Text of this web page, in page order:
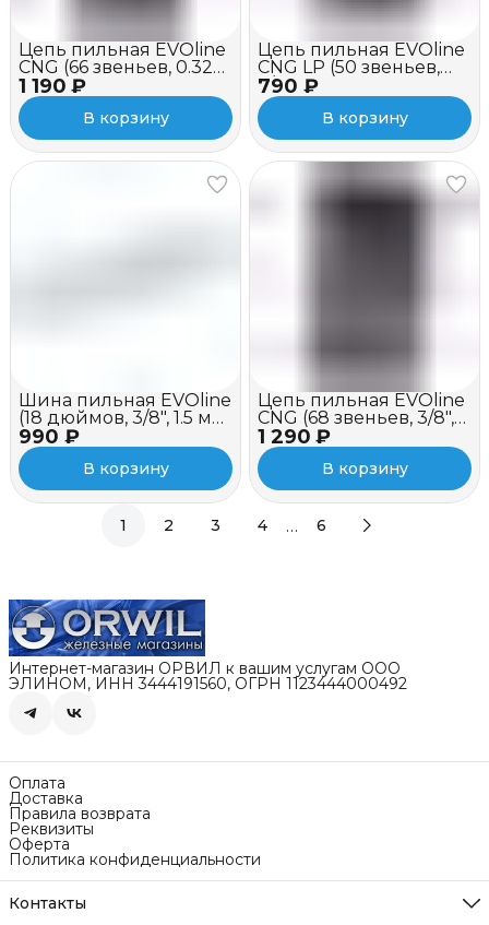
1 190 ₽
Цепь пильная EVOline
CNG (66 звеньев, 0.325",
1.3 мм, 16")
В корзину
790 ₽
Цепь пильная EVOline
CNG LP (50 звеньев,
3/8", 1.3 мм, 14")
В корзину
990 ₽
Шина пильная EVOline
(18 дюймов, 3/8", 1.5 мм,
хвостовик D009)
В корзину
1 290 ₽
Цепь пильная EVOline
CNG (68 звеньев, 3/8",
1.5 мм, 18")
В корзину
1 2 3 4 … 6
Интернет-магазин ОРВИЛ к вашим услугам ООО
ЭЛИНОМ, ИНН 3444191560, ОГРН 1123444000492
Оплата
Доставка
Правила возврата
Реквизиты
Оферта
Политика конфиденциальности
Контакты